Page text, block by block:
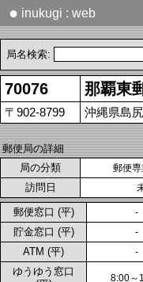
● inukugi : web
局名検索:
70076 那覇東
〒902-8799 沖縄県島
郵便局の詳細
局の分類
郵便
訪問日
郵便窓口 (平) -
貯金窓口 (平) -
ATM (平) -
ゆうゆう窓口
8:00～